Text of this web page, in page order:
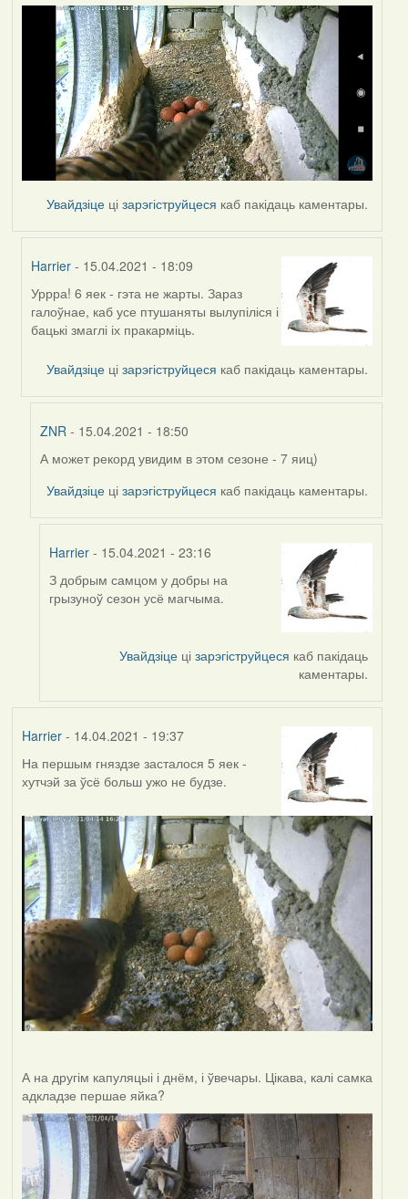
Увайдзіце цізарэгіструйцеся каб пакідаць каментары.
Harrier - 15.04.2021 - 18:09
In
reply
to
yalo
Уррра! 6 яек - гэта не жарты. Зараз
галоўнае, каб усе птушаняты вылупіліся і
бацькі змаглі іх пракарміць.
Увайдзіце цізарэгіструйцеся каб пакідаць каментары.
ZNR - 15.04.2021 - 18:50
In
reply
by
А может рекорд увидим в этом сезоне - 7 яиц)
Увайдзіце цізарэгіструйцеся каб пакідаць каментары.
Harrier- 15.04.2021 - 23:16
In
reply
З добрым самцом у добры на
грызуноў сезон усё магчыма.
Увайдзіце цізарэгіструйцеся каб пакідаць
каментары.
Harrier- 14.04.2021 - 19:37
На першым гняздзе засталося 5 яек -
хутчэй за ўсё больш ужо не будзе.
А на другім капуляцыі і днём, і ўвечары. Цікава, калі самка
адкладзе першае яйка?